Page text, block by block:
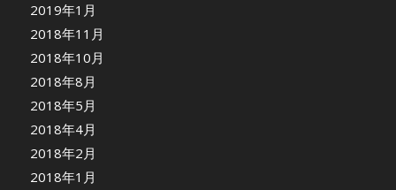
2019年1月
2018年11月
2018年10月
2018年8月
2018年5月
2018年4月
2018年2月
2018年1月